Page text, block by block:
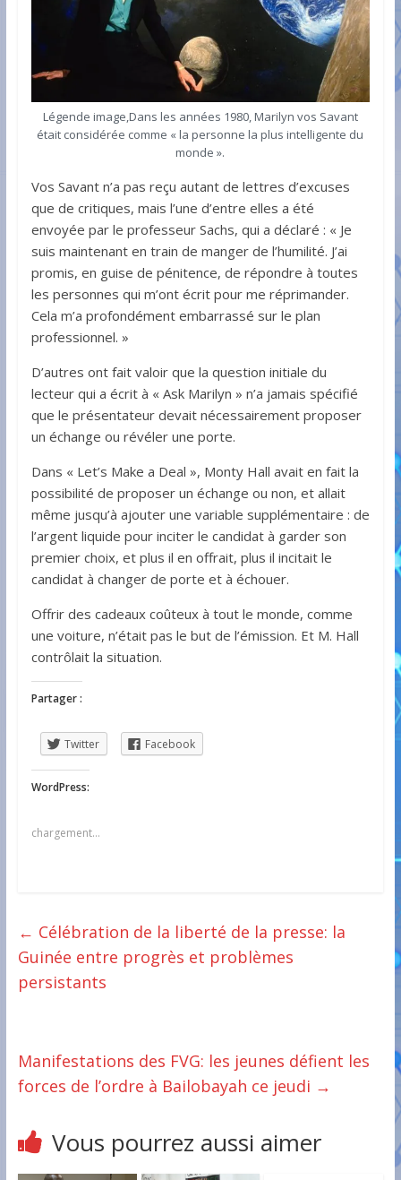
Légende image,Dans les années 1980, Marilyn vos Savant
était considérée comme « la personne la plus intelligente du
monde ».
Vos Savant n’a pas reçu autant de lettres d’excuses
que de critiques, mais l’une d’entre elles a été
envoyée par le professeur Sachs, qui a déclaré : « Je
suis maintenant en train de manger de l’humilité. J’ai
promis, en guise de pénitence, de répondre à toutes
les personnes qui m’ont écrit pour me réprimander.
Cela m’a profondément embarrassé sur le plan
professionnel. »
D’autres ont fait valoir que la question initiale du
lecteur qui a écrit à « Ask Marilyn » n’a jamais spécifié
que le présentateur devait nécessairement proposer
un échange ou révéler une porte.
Dans « Let’s Make a Deal », Monty Hall avait en fait la
possibilité de proposer un échange ou non, et allait
même jusqu’à ajouter une variable supplémentaire : de
l’argent liquide pour inciter le candidat à garder son
premier choix, et plus il en offrait, plus il incitait le
candidat à changer de porte et à échouer.
Offrir des cadeaux coûteux à tout le monde, comme
une voiture, n’était pas le but de l’émission. Et M. Hall
contrôlait la situation.
Partager :
Twitter Facebook
WordPress:
chargement…
← Célébration de la liberté de la presse: la
Guinée entre progrès et problèmes
persistants
Manifestations des FVG: les jeunes défient les
forces de l’ordre à Bailobayah ce jeudi →
Vous pourrez aussi aimer